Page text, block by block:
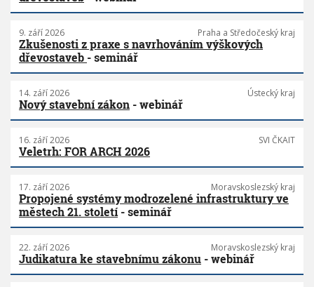
9. září 2026 Praha a Středočeský kraj
Zkušenosti z praxe s navrhováním výškových
dřevostaveb - seminář
14. září 2026 Ústecký kraj
Nový stavební zákon - webinář
16. září 2026 SVI ČKAIT
Veletrh: FOR ARCH 2026
17. září 2026 Moravskoslezský kraj
Propojené systémy modrozelené infrastruktury ve
městech 21. století - seminář
22. září 2026 Moravskoslezský kraj
Judikatura ke stavebnímu zákonu - webinář